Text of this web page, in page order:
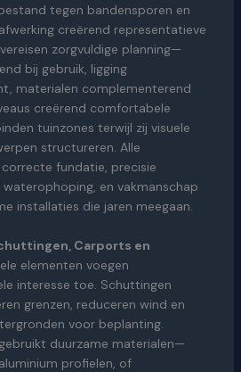
tegen bandensporen en
creërend representatieve
zorgvuldige planning—
bij gebruik, ligging
materialen complementerend
creërend comfortabele
tuinzones terwijl zij visuele
structureren. Alle
fundatie, precisie
en vakmanschap
installaties die jaren meegaan.
Carports en
elementen voegen
interesse toe. Schuttingen
grenzen, reduceren wind en
voor beplanting.
duurzame materialen—
profielen, of